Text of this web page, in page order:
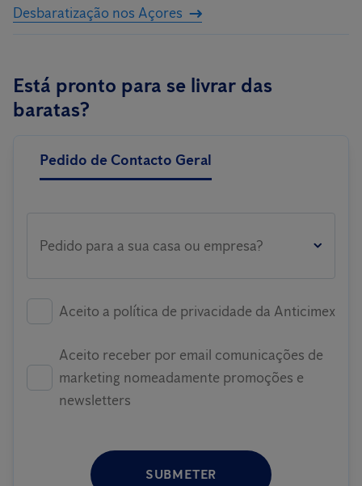
Desbaratização nos Açores
Está pronto para se livrar das
baratas?
Pedido de Contacto Geral
Pedido para a sua casa ou empresa?
Aceito a política de privacidade da Anticimex
Aceito receber por email comunicações de
marketing nomeadamente promoções e
newsletters
SUBMETER